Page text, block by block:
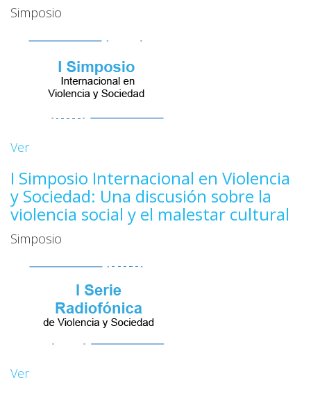
Simposio
Ver
I Simposio Internacional en Violencia
y Sociedad: Una discusión sobre la
violencia social y el malestar cultural
Simposio
Ver